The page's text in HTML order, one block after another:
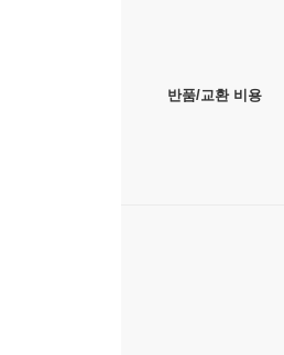
반품/교환 비용